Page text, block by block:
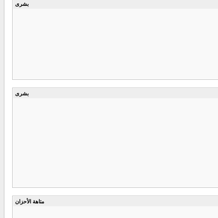
بشرى
بشرى
متاهة الأحزان